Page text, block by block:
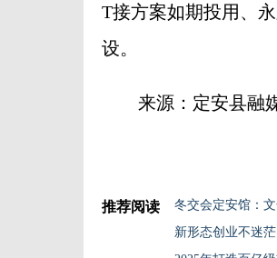
T接方案如期投用、
设。
来源：定安县融媒
推荐阅读
冬交会定安馆：
新形态创业不迷